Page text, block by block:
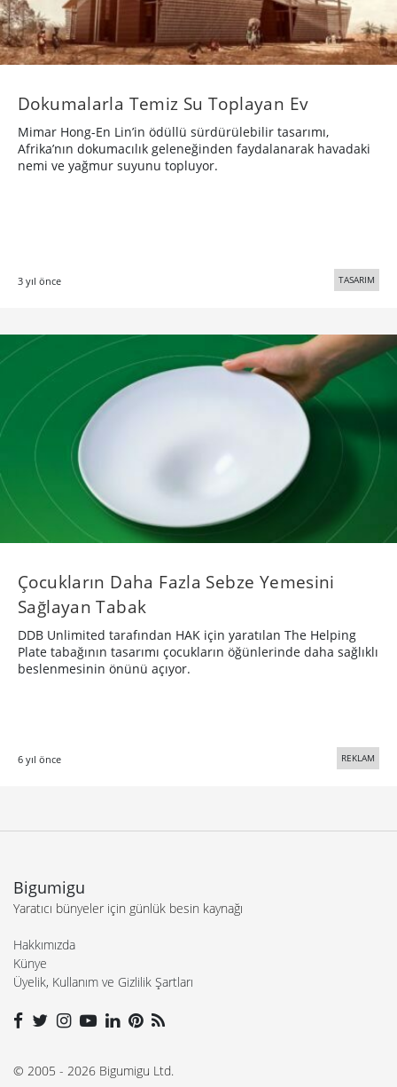
Dokumalarla Temiz Su Toplayan Ev
Mimar Hong-En Lin’in ödüllü sürdürülebilir tasarımı,
Afrika’nın dokumacılık geleneğinden faydalanarak havadaki
nemi ve yağmur suyunu topluyor.
3 yıl önce TASARIM
Çocukların Daha Fazla Sebze Yemesini
Sağlayan Tabak
DDB Unlimited tarafından HAK için yaratılan The Helping
Plate tabağının tasarımı çocukların öğünlerinde daha sağlıklı
beslenmesinin önünü açıyor.
6 yıl önce REKLAM
Bigumigu
Yaratıcı bünyeler için günlük besin kaynağı
Hakkımızda
Künye
Üyelik, Kullanım ve Gizlilik Şartları
© 2005 - 2026 Bigumigu Ltd.